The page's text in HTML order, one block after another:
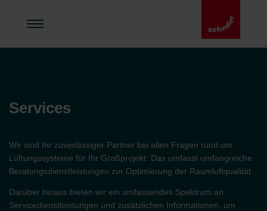
Services
Wir sind Ihr zuverlässiger Partner bei allen Fragen rund um
Lüftungssysteme für Ihr Großprojekt. Das umfasst umfangreiche
Beratungsdienstleistungen zur Optimierung der Raumluftqualität.
Darüber hinaus bieten wir ein umfassendes Spektrum an
Servicedienstleistungen und zusätzlichen Informationen, um